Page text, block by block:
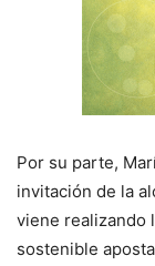
Por su parte,
invitación de la
viene realizando
sostenible